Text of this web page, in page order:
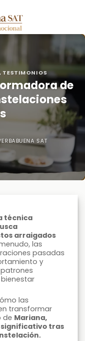
, TESTIMONIOS
de
SAT
técnica
arraigados
las
pasadas
y
las
transformar
de Mariana,
tras